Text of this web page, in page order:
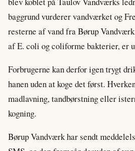
baggrund vurderer vandværket og
resterne af vand fra Børup
af E. coli og coliforme bakterier, er
Forbrugerne kan derfor igen trygt
hanen uden at koge det først.
madlavning, tandbørstning eller
kogning.
Børup Vandværk har sendt